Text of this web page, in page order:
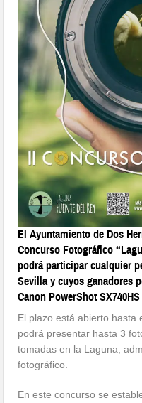
El Ayuntamiento de Dos
Concurso Fotográfico
podrá participar cualquier
Sevilla y cuyos ganadores
Canon PowerShot
El plazo está abierto hasta
podrá presentar hasta 3
tomadas en la Laguna,
fotográfico.
En este concurso se